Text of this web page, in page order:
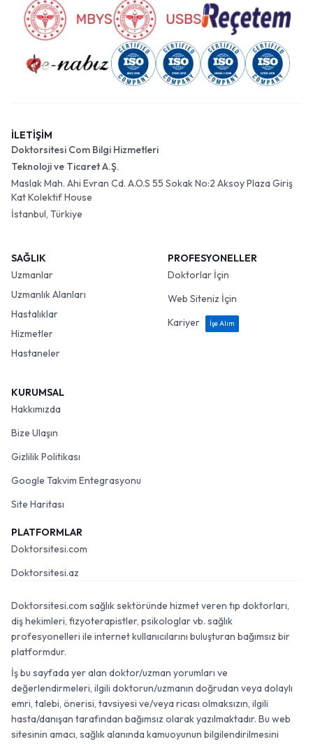
İLETİŞİM
Doktorsitesi Com Bilgi Hizmetleri
Teknoloji ve Ticaret A.Ş.
Maslak Mah. Ahi Evran Cd. A.O.S 55 Sokak No:2 Aksoy Plaza Giriş
Kat Kolektif House
İstanbul, Türkiye
SAĞLIK
Uzmanlar
Uzmanlık Alanları
Hastalıklar
Hizmetler
Hastaneler
PROFESYONELLER
Doktorlar İçin
Web Siteniz İçin
Kariyer
İşe Alım
KURUMSAL
Hakkımızda
Bize Ulaşın
Gizlilik Politikası
Google Takvim Entegrasyonu
Site Haritası
PLATFORMLAR
Doktorsitesi.com
Doktorsitesi.az
Doktorsitesi.com sağlık sektöründe hizmet veren tıp doktorları,
diş hekimleri, fizyoterapistler, psikologlar vb. sağlık
profesyonelleri ile internet kullanıcılarını buluşturan bağımsız bir
platformdur.
İş bu sayfada yer alan doktor/uzman yorumları ve
değerlendirmeleri, ilgili doktorun/uzmanın doğrudan veya dolaylı
emri, talebi, önerisi, tavsiyesi ve/veya ricası olmaksızın, ilgili
hasta/danışan tarafından bağımsız olarak yazılmaktadır. Bu web
sitesinin amacı, sağlık alanında kamuoyunun bilgilendirilmesini